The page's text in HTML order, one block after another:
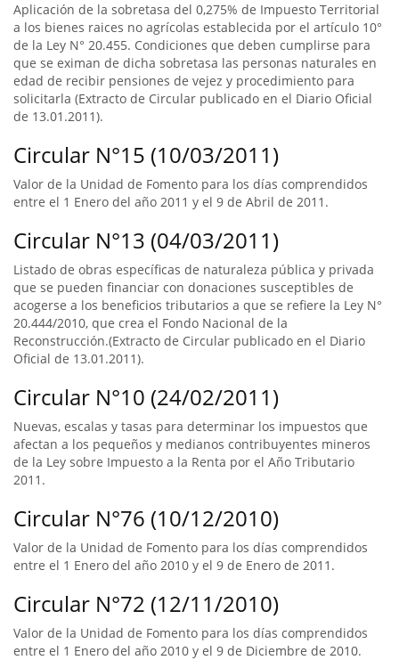
Aplicación de la sobretasa del 0,275% de Impuesto Territorial
a los bienes raices no agrícolas establecida por el artículo 10°
de la Ley N° 20.455. Condiciones que deben cumplirse para
que se eximan de dicha sobretasa las personas naturales en
edad de recibir pensiones de vejez y procedimiento para
solicitarla (Extracto de Circular publicado en el Diario Oficial
de 13.01.2011).
Circular N°15 (10/03/2011)
Valor de la Unidad de Fomento para los días comprendidos
entre el 1 Enero del año 2011 y el 9 de Abril de 2011.
Circular N°13 (04/03/2011)
Listado de obras específicas de naturaleza pública y privada
que se pueden financiar con donaciones susceptibles de
acogerse a los beneficios tributarios a que se refiere la Ley N°
20.444/2010, que crea el Fondo Nacional de la
Reconstrucción.(Extracto de Circular publicado en el Diario
Oficial de 13.01.2011).
Circular N°10 (24/02/2011)
Nuevas, escalas y tasas para determinar los impuestos que
afectan a los pequeños y medianos contribuyentes mineros
de la Ley sobre Impuesto a la Renta por el Año Tributario
2011.
Circular N°76 (10/12/2010)
Valor de la Unidad de Fomento para los días comprendidos
entre el 1 Enero del año 2010 y el 9 de Enero de 2011.
Circular N°72 (12/11/2010)
Valor de la Unidad de Fomento para los días comprendidos
entre el 1 Enero del año 2010 y el 9 de Diciembre de 2010.